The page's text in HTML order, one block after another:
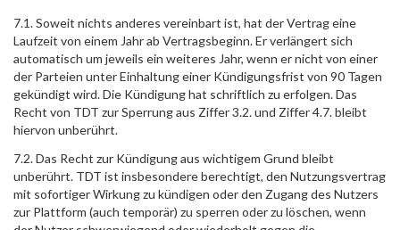
7.1. Soweit nichts anderes vereinbart ist, hat der Vertrag eine
Laufzeit von einem Jahr ab Vertragsbeginn. Er verlängert sich
automatisch um jeweils ein weiteres Jahr, wenn er nicht von einer
der Parteien unter Einhaltung einer Kündigungsfrist von 90 Tagen
gekündigt wird. Die Kündigung hat schriftlich zu erfolgen. Das
Recht von TDT zur Sperrung aus Ziffer 3.2. und Ziffer 4.7. bleibt
hiervon unberührt.
7.2. Das Recht zur Kündigung aus wichtigem Grund bleibt
unberührt. TDT ist insbesondere berechtigt, den Nutzungsvertrag
mit sofortiger Wirkung zu kündigen oder den Zugang des Nutzers
zur Plattform (auch temporär) zu sperren oder zu löschen, wenn